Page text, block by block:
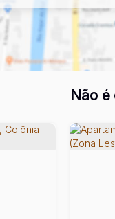
Não